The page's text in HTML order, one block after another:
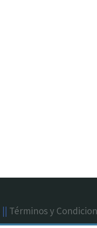
|| Términos y